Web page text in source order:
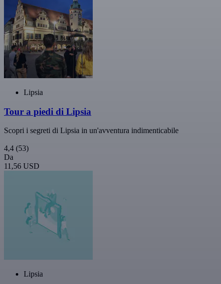
Lipsia
Tour a piedi di Lipsia
Scopri i segreti di Lipsia in un'avventura indimenticabile
4,4 (53)
Da
11,56 USD
Lipsia